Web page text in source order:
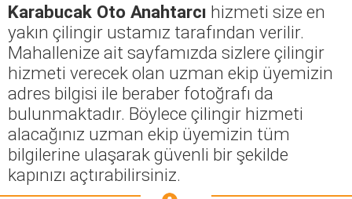
Karabucak Oto Anahtarcı hizmeti size en
yakın çilingir ustamız tarafından verilir.
Mahallenize ait sayfamızda sizlere çilingir
hizmeti verecek olan uzman ekip üyemizin
adres bilgisi ile beraber fotoğrafı da
bulunmaktadır. Böylece çilingir hizmeti
alacağınız uzman ekip üyemizin tüm
bilgilerine ulaşarak güvenli bir şekilde
kapınızı açtırabilirsiniz.